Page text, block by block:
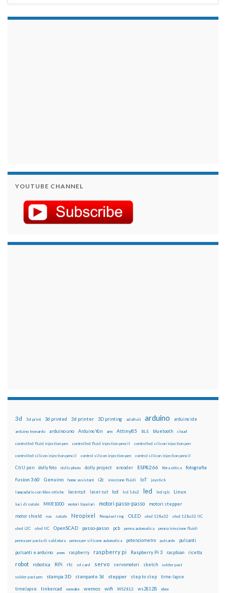
YOUTUBE CHANNEL
3d 3d print 3d printed 3d printer 3D printing adafruit arduino arduino ide
arduino leonardo arduino uno Arduino Yún arm Attiny85 BLE bluetooth cloud
controlled fluid injection pen controlled fluid injection pencil controlled silicon injection pen
controlled silicon injection pencil control silicon injection pen control silicon injection pencil
CtrlJ pen dolly foto dolly photo dolly project encoder ESP8266 fibra ottica fotografia
fusion 360 Genuino home assistant i2c iniezione fluidi IoT joystick
lampadario con fibre ottiche lasercut laser cut lcd lcd 16x2 led led rgb Linux
luci di natale MKR1000 motori bipolari motori passo-passo motori stepper
motor shield nas natale Neopixel Neopixel ring OLED oled 128x32 oled 128x32 IIC
oled i2C oled IIC OpenSCAD passo-passo pcb penna automatica penna iniezione fluidi
penna per pasta di saldatura penna per silicone automatica potenziometro pulsante pulsanti
pulsanti e arduino pwm raspberry raspberry pi Raspberry Pi 3 raspbian ricetta
robot robotica RPi rtc sd card servo servomotori sketch solder past
solder past pen stampa 3D stampante 3d stepper step to step time-lapse
timelapse tinkercad wemake wemos wifi WS2812 ws2812B xbee